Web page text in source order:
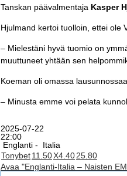
Tanskan päävalmentaja Kasper
Hjulmand kertoi tuolloin, ettei ole
– Mielestäni hyvä tuomio on
muuttuneet yhtään sen
Koeman oli omassa
– Minusta emme voi pelata
2025-07-22
22:00
Englanti -
Italia
Tonybet11.50X4.4025.80
Avaa "Englanti-Italia – Naisten